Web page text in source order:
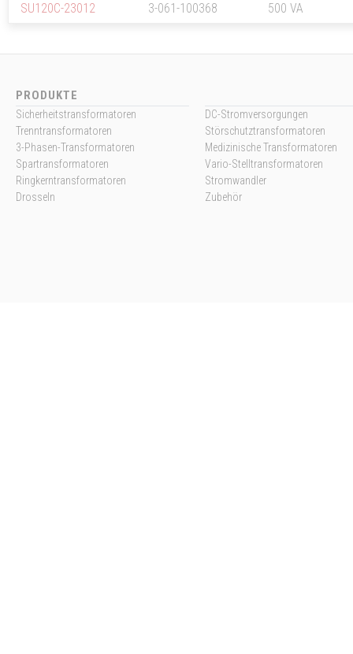
SU120C-23012
3-061-100368 500 VA
PRODUKTE
Sicherheitstransformatoren
Trenntransformatoren
3-Phasen-Transformatoren
Spartransformatoren
Ringkerntransformatoren
Drosseln
DC-Stromversorgungen
Störschutztransformatoren
Medizinische Transformatoren
Vario-Stelltransformatoren
Stromwandler
Zubehör